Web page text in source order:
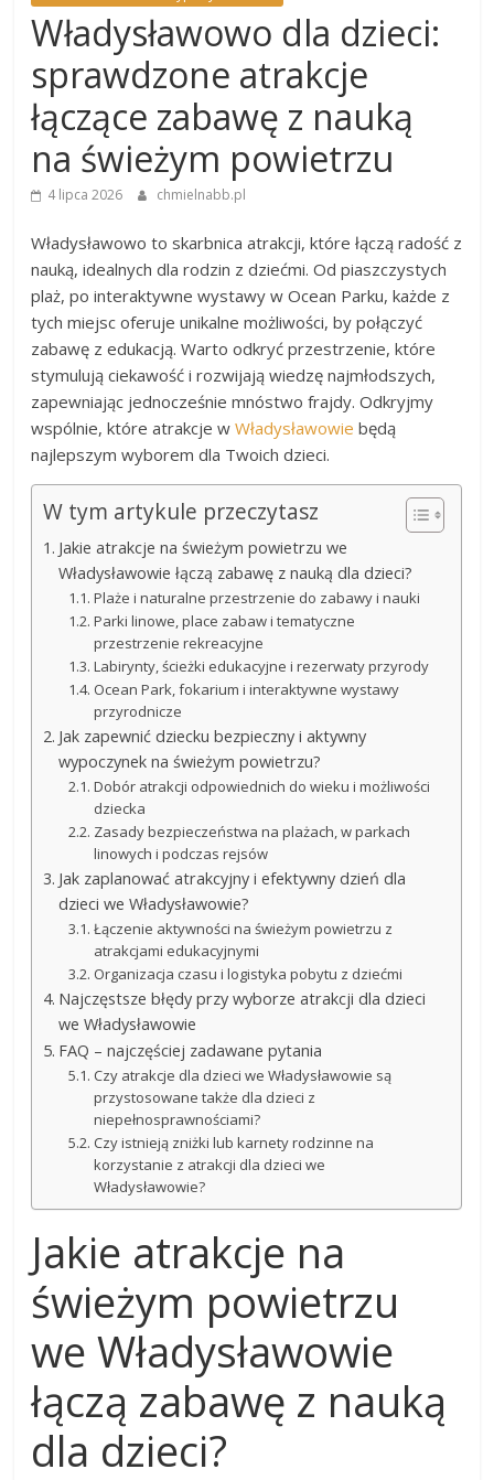
Władysławowo dla dzieci:
sprawdzone atrakcje
łączące zabawę z nauką
na świeżym powietrzu
4 lipca 2026 chmielnabb.pl
Władysławowo to skarbnica atrakcji, które łączą radość z
nauką, idealnych dla rodzin z dziećmi. Od piaszczystych
plaż, po interaktywne wystawy w Ocean Parku, każde z
tych miejsc oferuje unikalne możliwości, by połączyć
zabawę z edukacją. Warto odkryć przestrzenie, które
stymulują ciekawość i rozwijają wiedzę najmłodszych,
zapewniając jednocześnie mnóstwo frajdy. Odkryjmy
wspólnie, które atrakcje wWładysławowie będą
najlepszym wyborem dla Twoich dzieci.
W tym artykule przeczytasz
Jakie atrakcje na świeżym powietrzu we
Władysławowie łączą zabawę z nauką dla dzieci?
Plaże i naturalne przestrzenie do zabawy i nauki
Parki linowe, place zabaw i tematyczne
przestrzenie rekreacyjne
Labirynty, ścieżki edukacyjne i rezerwaty przyrody
Ocean Park, fokarium i interaktywne wystawy
przyrodnicze
Jak zapewnić dziecku bezpieczny i aktywny
wypoczynek na świeżym powietrzu?
Dobór atrakcji odpowiednich do wieku i możliwości
dziecka
Zasady bezpieczeństwa na plażach, w parkach
linowych i podczas rejsów
Jak zaplanować atrakcyjny i efektywny dzień dla
dzieci we Władysławowie?
Łączenie aktywności na świeżym powietrzu z
atrakcjami edukacyjnymi
Organizacja czasu i logistyka pobytu z dziećmi
Najczęstsze błędy przy wyborze atrakcji dla dzieci
we Władysławowie
FAQ – najczęściej zadawane pytania
Czy atrakcje dla dzieci we Władysławowie są
przystosowane także dla dzieci z
niepełnosprawnościami?
Czy istnieją zniżki lub karnety rodzinne na
korzystanie z atrakcji dla dzieci we
Władysławowie?
Jakie atrakcje na
świeżym powietrzu
we Władysławowie
łączą zabawę z nauką
dla dzieci?